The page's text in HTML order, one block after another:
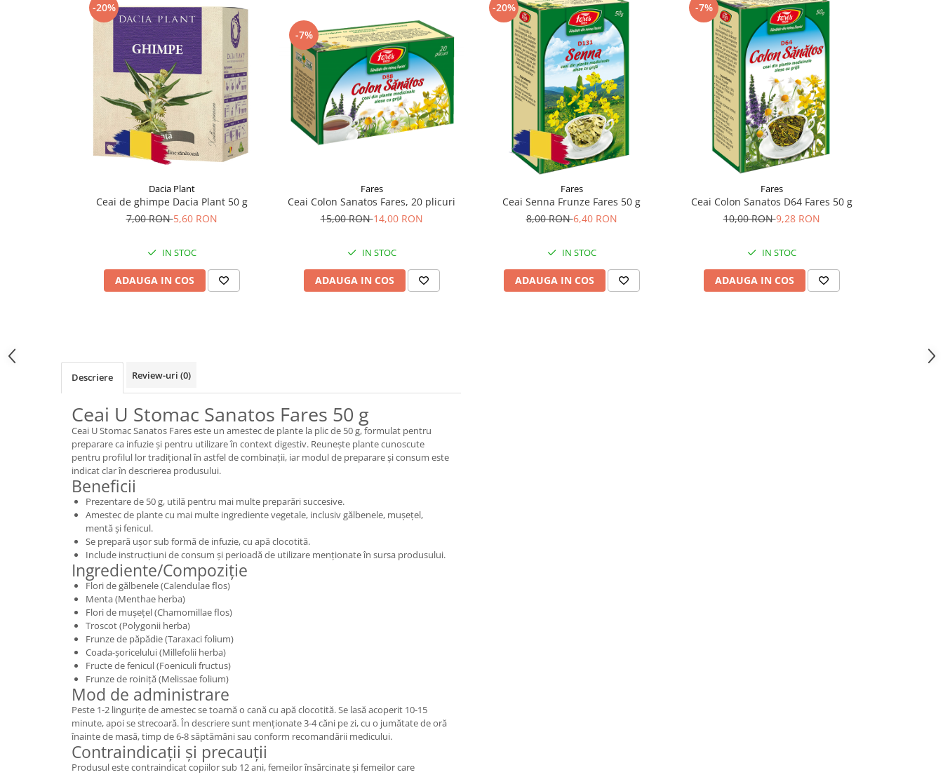
Supliment Vitamina D3
Tincturi si Gemoderivate
Tuse gat si respiratie
-20%
Dacia Plant
Ceai de ghimpe Dacia Plant 50 g
7,00 RON5,60 RON
IN STOC
ADAUGA IN COS
-7%
Fares
Ceai Colon Sanatos Fares, 20 plicuri
15,00 RON14,00 RON
IN STOC
ADAUGA IN COS
-20%
Fares
Ceai Senna Frunze Fares 50 g
8,00 RON6,40 RON
IN STOC
ADAUGA IN COS
-7%
Fares
Ceai Colon Sanatos D64 Fares 50 g
10,00 RON9,28 RON
IN STOC
ADAUGA IN COS
Descriere Review-uri (0)
Ceai U Stomac Sanatos Fares 50 g
Ceai U Stomac Sanatos Fares este un amestec de plante la plic de 50 g, formulat pentru
preparare ca infuzie și pentru utilizare în context digestiv. Reunește plante cunoscute
pentru profilul lor tradițional în astfel de combinații, iar modul de preparare și consum este
indicat clar în descrierea produsului.
Beneficii
Prezentare de 50 g, utilă pentru mai multe preparări succesive.
Amestec de plante cu mai multe ingrediente vegetale, inclusiv gălbenele, mușețel,
mentă și fenicul.
Se prepară ușor sub formă de infuzie, cu apă clocotită.
Include instrucțiuni de consum și perioadă de utilizare menționate în sursa produsului.
Ingrediente/Compoziție
Flori de gălbenele (Calendulae flos)
Menta (Menthae herba)
Flori de mușețel (Chamomillae flos)
Troscot (Polygonii herba)
Frunze de păpădie (Taraxaci folium)
Coada-șoricelului (Millefolii herba)
Fructe de fenicul (Foeniculi fructus)
Frunze de roiniță (Melissae folium)
Mod de administrare
Peste 1-2 lingurițe de amestec se toarnă o cană cu apă clocotită. Se lasă acoperit 10-15
minute, apoi se strecoară. În descriere sunt menționate 3-4 căni pe zi, cu o jumătate de oră
înainte de masă, timp de 6-8 săptămâni sau conform recomandării medicului.
Contraindicații și precauții
Produsul este contraindicat copiilor sub 12 ani, femeilor însărcinate și femeilor care